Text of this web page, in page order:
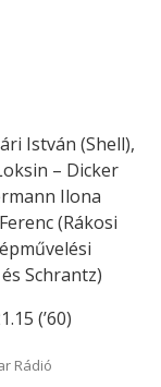
István (Shell),
– Dicker
Ilona
(Rákosi
Schrantz)
(’60)
Rádió